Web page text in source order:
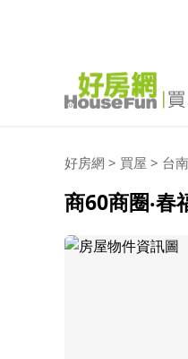
好房網 > 買屋 > 台
商60商圈‧